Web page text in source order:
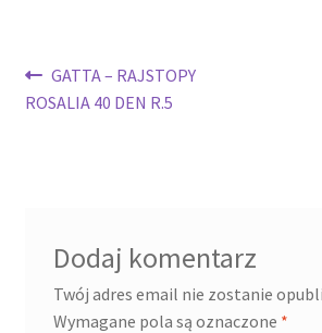
Nawigacja
wpisu
Poprzedni
wpis:
GATTA – RAJSTOPY
ROSALIA 40 DEN R.5
Dodaj komentarz
Twój adres email nie zostanie
Wymagane pola są oznaczone *